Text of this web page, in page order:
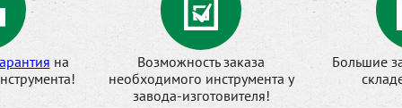
на
Возможность заказа
необходимого инструмента у
завода-изготовителя!
Большие